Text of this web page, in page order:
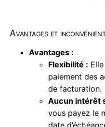
Avantages et
Avantages :
Flexibilité :
paiement des
de facturation.
Aucun intérêt
vous payez le